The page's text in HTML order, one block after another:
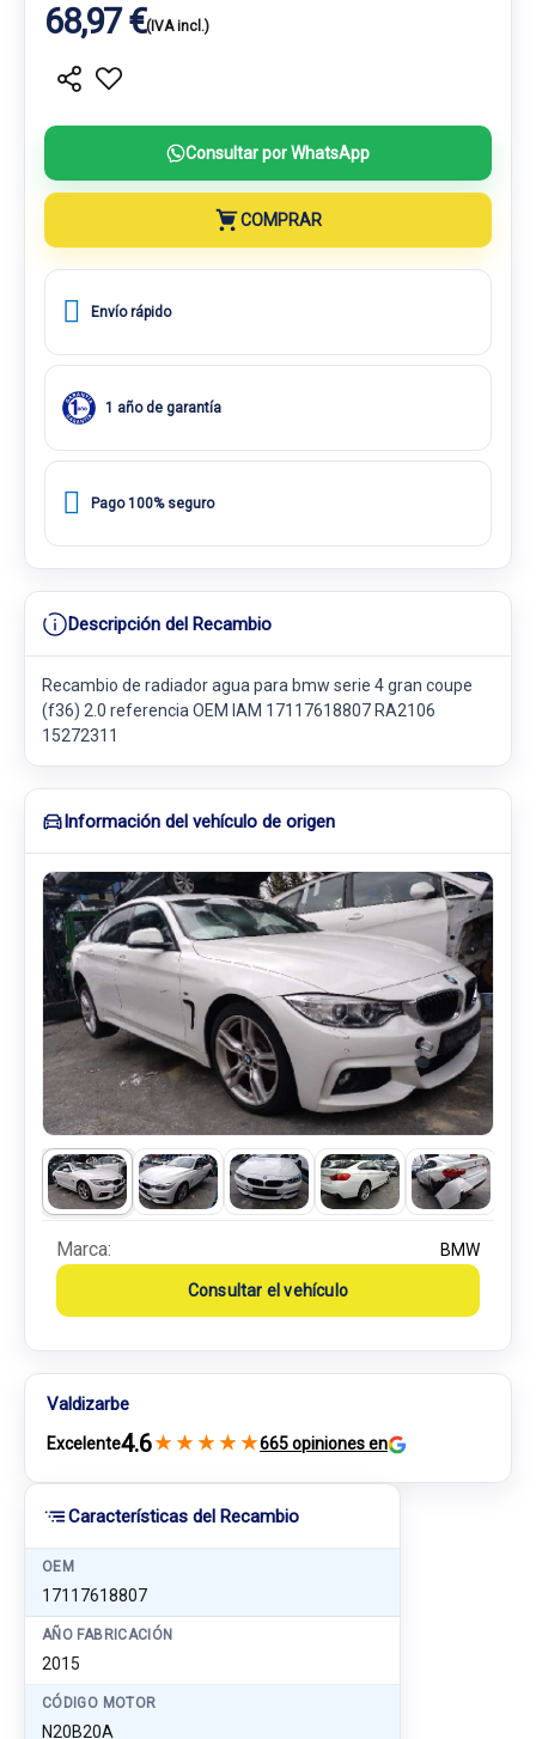
Características del Recambio
OEM
17117618807
AÑO FABRICACIÓN
2015
CÓDIGO MOTOR
N20B20A
68,97 €(IVA incl.)
Consultar por WhatsApp
COMPRAR
Envío rápido
1 año de garantía
Pago 100% seguro
Descripción del Recambio
Recambio de radiador agua para bmw serie 4 gran coupe
(f36) 2.0 referencia OEM IAM 17117618807 RA2106
15272311
Información del vehículo de origen
Marca: BMW
Consultar el vehículo
Valdizarbe
Excelente4.6★ ★ ★ ★ ★665 opiniones en